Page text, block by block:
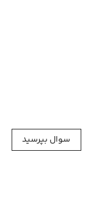
سوال بپرسید